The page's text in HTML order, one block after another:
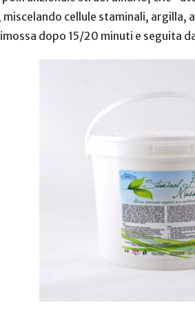
miscelando cellule staminali,
dopo 15/20 minuti e seguita